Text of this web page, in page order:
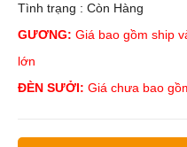
Tình trạng : Còn Hàng
GƯƠNG: Giá bao gồm ship
lớn
ĐÈN SƯỞI: Giá chưa bao